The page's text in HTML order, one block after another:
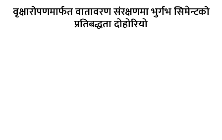
वृक्षारोपणमार्फत वातावरण संरक्षणमा भुर्गभ सिमेन्टको
प्रतिबद्धता दोहोरियो